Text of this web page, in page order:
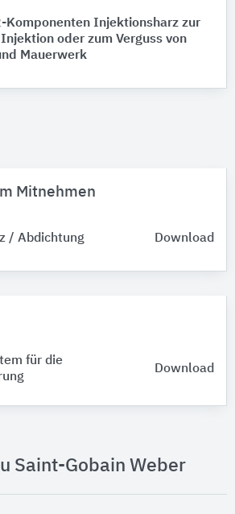
Komponenten Injektionsharz zur
oder zum Verguss von
Mauerwerk
Mitnehmen
/ Abdichtung Download
für die
Download
Saint-Gobain Weber